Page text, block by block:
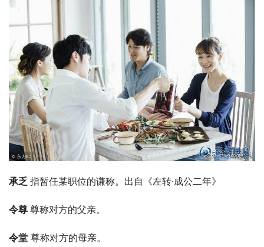
承乏 指暂任某职位的谦称。出自《左转·成公二年》
令尊 尊称对方的父亲。
令堂 尊称对方的母亲。